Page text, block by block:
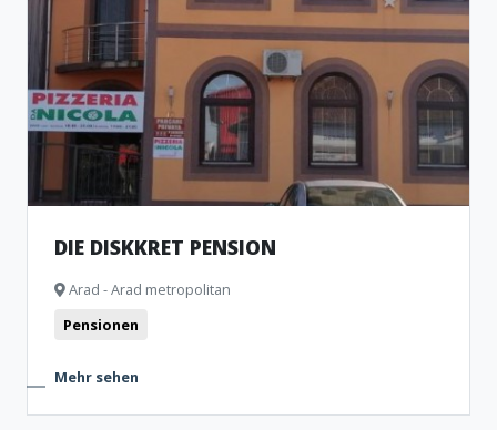
DIE DISKKRET PENSION
Arad - Arad metropolitan
Pensionen
Mehr sehen